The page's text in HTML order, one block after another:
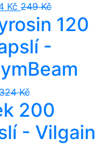
Kč 249 Kč
120
-
Kč
200
- Vilgain